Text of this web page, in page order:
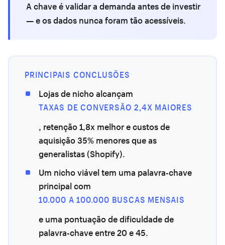
A chave é validar a demanda antes de investir
— e os dados nunca foram tão acessíveis.
PRINCIPAIS CONCLUSÕES
Lojas de nicho alcançam
TAXAS DE CONVERSÃO 2,4X MAIORES
, retenção 1,8x melhor e custos de
aquisição 35% menores que as
generalistas (Shopify).
Um nicho viável tem uma palavra-chave
principal com
10.000 A 100.000 BUSCAS MENSAIS
e uma pontuação de dificuldade de
palavra-chave entre 20 e 45.